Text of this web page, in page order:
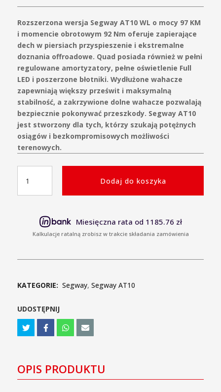
Rozszerzona wersja Segway AT10 WL o mocy 97 KM
i momencie obrotowym 92 Nm oferuje zapierające
dech w piersiach przyspieszenie i ekstremalne
doznania offroadowe. Quad posiada również w pełni
regulowane amortyzatory, pełne oświetlenie Full
LED i poszerzone błotniki. Wydłużone wahacze
zapewniają większy prześwit i maksymalną
stabilność, a zakrzywione dolne wahacze pozwalają
bezpiecznie pokonywać przeszkody. Segway AT10
jest stworzony dla tych, którzy szukają potężnych
osiągów i bezkompromisowych możliwości
terenowych.
Segway
AT10
Limited
30
Dodaj do koszyka
Miesięczna rata od 1185.76 zł
Kalkulacje ratalną zrobisz w trakcie składania zamówienia
KATEGORIE: Segway, Segway AT10
UDOSTĘPNIJ
OPIS PRODUKTU